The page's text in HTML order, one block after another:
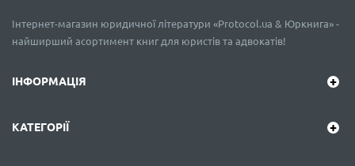
Інтернет-магазин юридичної літератури «Protocol.ua & Юркнига» -
найширший асортимент книг для юристів та адвокатів!
ІНФОРМАЦІЯ
КАТЕГОРІЇ